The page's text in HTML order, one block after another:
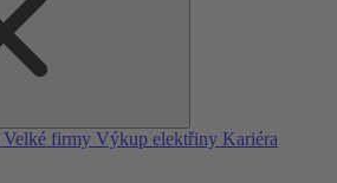
Velké firmy Výkup elektřiny Kariéra